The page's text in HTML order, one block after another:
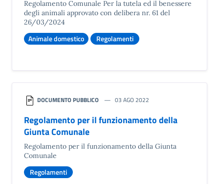
Regolamento Comunale Per la tutela ed il benessere
degli animali approvato con delibera nr. 61 del
26/03/2024
Animale domestico Regolamenti
DOCUMENTO PUBBLICO 03 AGO 2022
Regolamento per il funzionamento della
Giunta Comunale
Regolamento per il funzionamento della Giunta
Comunale
Regolamenti